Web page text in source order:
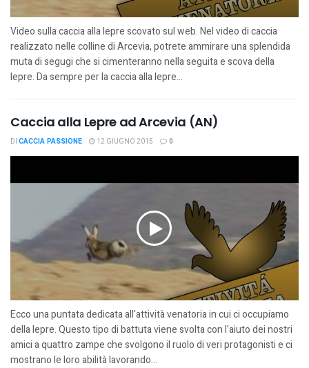
Video sulla caccia alla lepre scovato sul web. Nel video di caccia
realizzato nelle colline di Arcevia, potrete ammirare una splendida
muta di segugi che si cimenteranno nella seguita e scova della
lepre. Da sempre per la caccia alla lepre...
Caccia alla Lepre ad Arcevia (AN)
DI CACCIA PASSIONE 12 GIUGNO 2015 0
Ecco una puntata dedicata all'attività venatoria in cui ci occupiamo
della lepre. Questo tipo di battuta viene svolta con l'aiuto dei nostri
amici a quattro zampe che svolgono il ruolo di veri protagonisti e ci
mostrano le loro abilità lavorando...